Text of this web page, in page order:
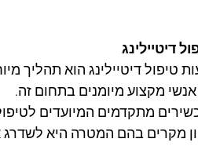
דיטיילינג
טיפול דיטיילינג הוא תהליך
מקצוע מיומנים בתחום זה.
מתקדמים המיועדים
מקרים בהם המטרה היא